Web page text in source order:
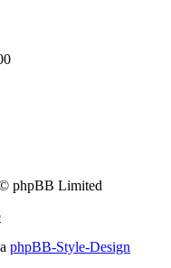
phpBB Limited
phpBB-Style-Design